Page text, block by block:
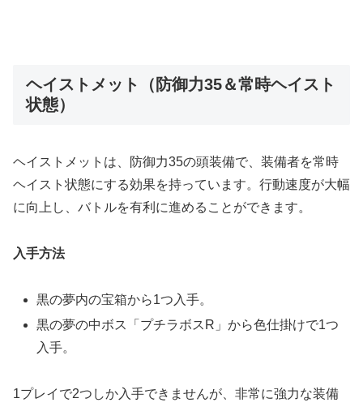
ヘイストメット（防御力35＆常時ヘイスト
状態）
ヘイストメットは、防御力35の頭装備で、装備者を常時
ヘイスト状態にする効果を持っています。行動速度が大幅
に向上し、バトルを有利に進めることができます。
入手方法
黒の夢内の宝箱から1つ入手。
黒の夢の中ボス「プチラボスR」から色仕掛けで1つ
入手。
1プレイで2つしか入手できませんが、非常に強力な装備